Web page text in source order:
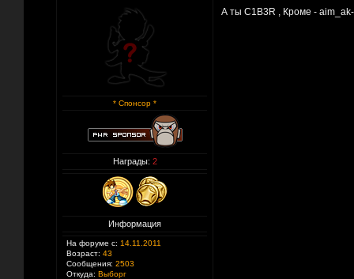
* Спонсор *
Награды: 2
Информация
На форуме с: 14.11.2011
Возраст: 43
Сообщения: 2503
Откуда: Выборг
А ты C1B3R , Кроме -